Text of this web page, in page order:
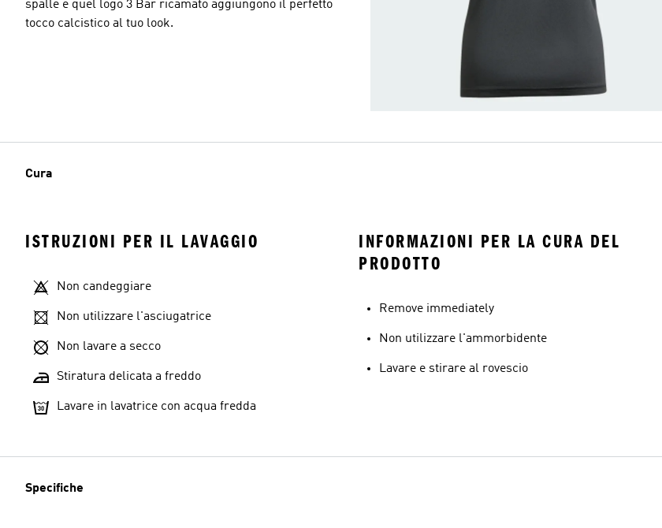
spalle e quel logo 3 Bar ricamato aggiungono il perfetto
tocco calcistico al tuo look.
Cura
ISTRUZIONI PER IL LAVAGGIO
Non candeggiare
Non utilizzare l'asciugatrice
Non lavare a secco
Stiratura delicata a freddo
Lavare in lavatrice con acqua fredda
INFORMAZIONI PER LA CURA DEL
PRODOTTO
Remove immediately
Non utilizzare l'ammorbidente
Lavare e stirare al rovescio
Specifiche